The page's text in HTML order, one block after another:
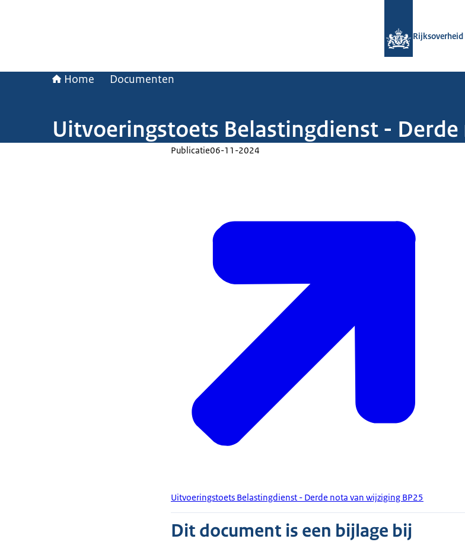
Rijksoverheid
Home Documenten
Uitvoeringstoets Belastingdienst -
Publicatie06-11-2024
Uitvoeringstoets Belastingdienst - Derde nota van wijziging BP25
Dit document is een bijlage bij